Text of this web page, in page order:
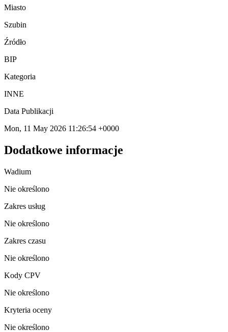
Miasto
Szubin
Źródło
BIP
Kategoria
INNE
Data Publikacji
Mon, 11 May 2026 11:26:54 +0000
Dodatkowe informacje
Wadium
Nie określono
Zakres usług
Nie określono
Zakres czasu
Nie określono
Kody CPV
Nie określono
Kryteria oceny
Nie określono